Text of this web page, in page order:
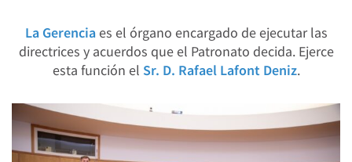
La Gerenciaes el órgano encargado de ejecutar las
directrices y acuerdos que el Patronato decida. Ejerce
esta función el Sr. D. Rafael Lafont Deniz.